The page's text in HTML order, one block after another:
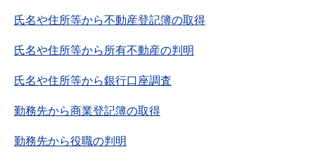
氏名や住所等から不動産登記簿の取得
氏名や住所等から所有不動産の判明
氏名や住所等から銀行口座調査
勤務先から商業登記簿の取得
勤務先から役職の判明